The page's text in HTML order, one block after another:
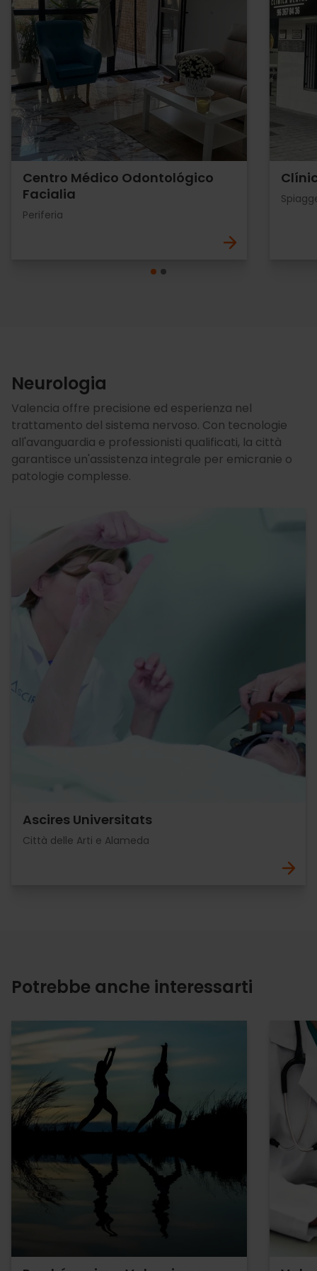
Centro Médico Odontológico
Facialia
Periferia
Neurologia
Valencia offre precisione ed esperienza nel
trattamento del sistema nervoso. Con tecnologie
all'avanguardia e professionisti qualificati, la città
garantisce un'assistenza integrale per emicranie o
patologie complesse.
Ascires Universitats
Città delle Arti e Alameda
Potrebbe anche interessarti